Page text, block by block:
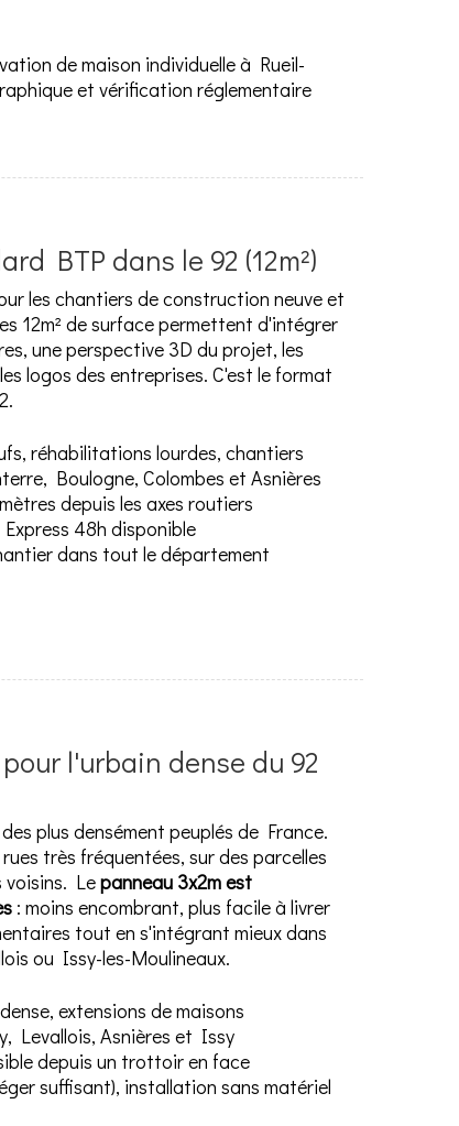
de maison individuelle à Rueil-
et vérification réglementaire
BTP dans le 92 (12m²)
les chantiers de construction neuve et
12m² de surface permettent d'intégrer
une perspective 3D du projet, les
logos des entreprises. C'est le format
réhabilitations lourdes, chantiers
Boulogne, Colombes et Asnières
depuis les axes routiers
48h disponible
dans tout le département
l'urbain dense du 92
plus densément peuplés de France.
très fréquentées, sur des parcelles
voisins. Lepanneau 3x2m est
: moins encombrant, plus facile à livrer
tout en s'intégrant mieux dans
ou Issy-les-Moulineaux.
extensions de maisons
Levallois, Asnières et Issy
depuis un trottoir en face
suffisant), installation sans matériel